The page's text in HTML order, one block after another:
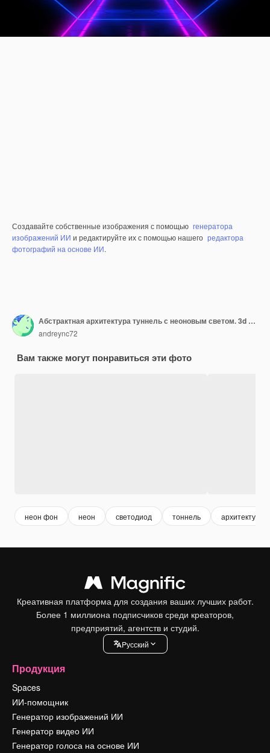
Создавайте собственные изображения с помощью генератора
изображений ИИ и редактируйте их с помощью нашего редактора
фотографий на основе ИИ.
Абстрактная архитектура туннель с неоновым светом. 3d иллюстрация
andreync72
Вам также могут понравиться эти фото
неон фон неон светодиод тоннель
Креативная платформа для создания ваших лучших работ.
Более 1 миллиона подписчиков среди креаторов,
предприятий, агентств и студий.
Pусский
Продукция
Spaces
ИИ-помощник
Генератор изображений ИИ
Генератор видео ИИ
Генератор голоса на основе ИИ